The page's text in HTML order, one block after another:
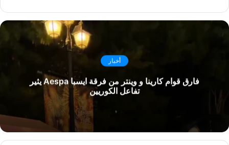
أخبار
فارق قوام كارينا و وينتر من فرقة ايسبا Aespa يثير
تفاعل الكوريين